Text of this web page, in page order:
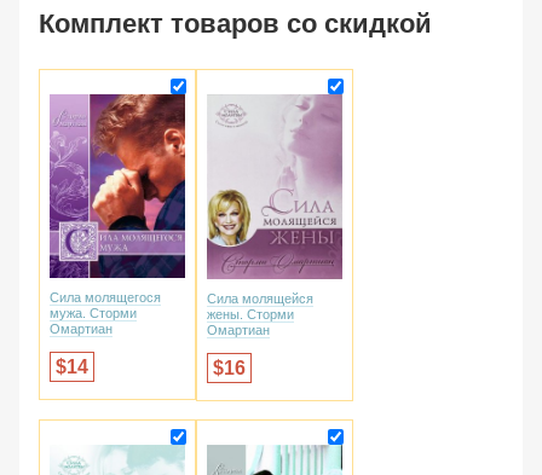
Комплект товаров со скидкой
Сила молящегося
мужа. Сторми
Омартиан
14
Сила молящейся
жены. Сторми
Омартиан
16